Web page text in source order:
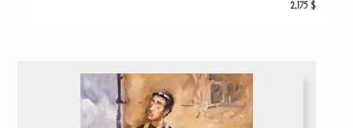
2,175 $